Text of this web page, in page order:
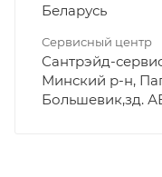
Беларусь
Сервисный центр
Сантрэйд-
Минский р-н,
Большевик,зд.